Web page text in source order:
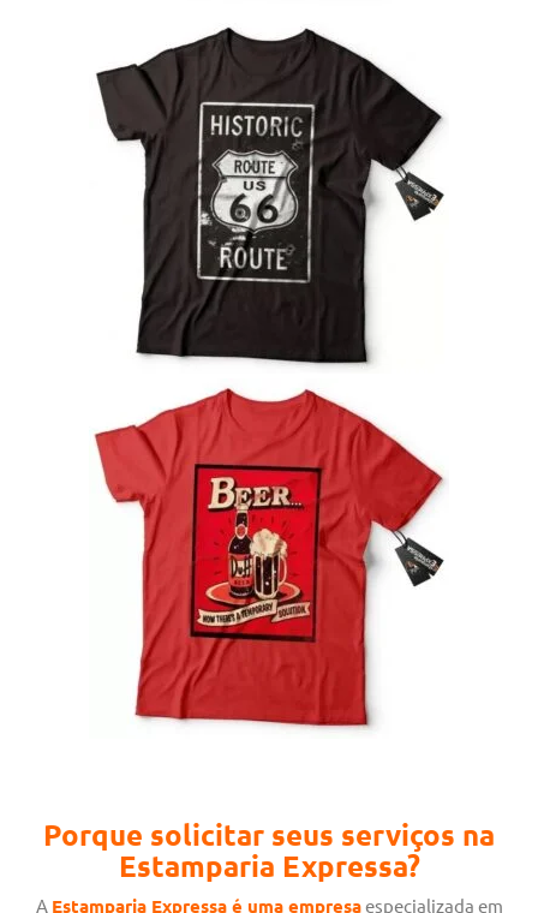
Porque solicitar seus serviços na
Estamparia Expressa?
A Estamparia Expressa é uma empresaespecializada em